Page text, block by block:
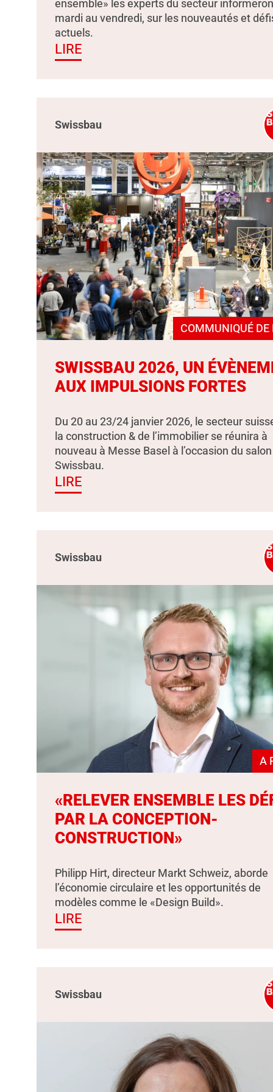
ensemble» les experts du secteur
mardi au vendredi, sur les nouveautés et
actuels.
LIRE
Swissbau
COMMUNIQUÉ DE
SWISSBAU 2026, UN
AUX IMPULSIONS FORTES
Du 20 au 23/24 janvier 2026, le secteur
la construction & de l’immobilier se réunira à
nouveau à Messe Basel à l’occasion du salon
Swissbau.
LIRE
Swissbau
A
«RELEVER ENSEMBLE LES
PAR LA CONCEPTION-
CONSTRUCTION»
Philipp Hirt, directeur Markt Schweiz, aborde
l’économie circulaire et les opportunités de
modèles comme le «Design Build».
LIRE
Swissbau